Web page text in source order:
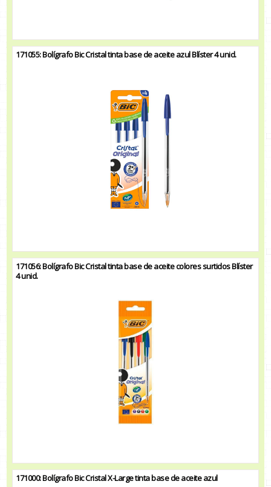
171055: Bolígrafo Bic Cristal tinta base de aceite azul Blíster 4 unid.
171056: Bolígrafo Bic Cristal tinta base de aceite colores surtidos Blíster
4 unid.
171000: Bolígrafo Bic Cristal X-Large tinta base de aceite azul